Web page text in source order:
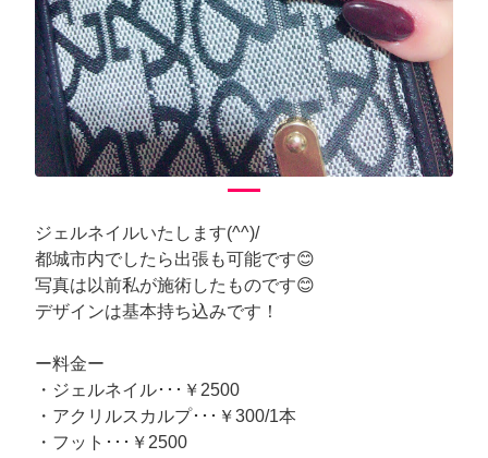
ジェルネイルいたします(^^)/
都城市内でしたら出張も可能です😊
写真は以前私が施術したものです😊
デザインは基本持ち込みです！
ー料金ー
・ジェルネイル･･･￥2500
・アクリルスカルプ･･･￥300/1本
・フット･･･￥2500